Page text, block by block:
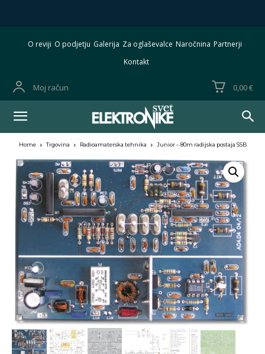
O reviji O podjetju Galerija Za oglaševalce Naročnina Partnerji
Kontakt
Moj račun 0,00 €
Home Trgovina Radioamaterska tehnika Junior – 80m radijska postaja SSB